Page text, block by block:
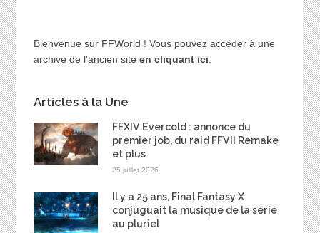
Bienvenue sur FFWorld ! Vous pouvez accéder à une
archive de l'ancien site en cliquant ici.
Articles à la Une
FFXIV Evercold : annonce du
premier job, du raid FFVII Remake
et plus
25 juillet 2026
Il y a 25 ans, Final Fantasy X
conjuguait la musique de la série
au pluriel